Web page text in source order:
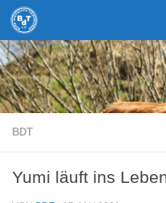
Zum Inhalt springen
BDT
Yumi läuft ins